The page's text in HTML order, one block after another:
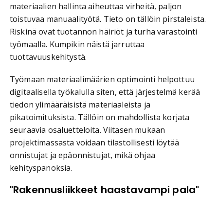
materiaalien hallinta aiheuttaa virheitä, paljon
toistuvaa manuaalityötä. Tieto on tällöin pirstaleista.
Riskinä ovat tuotannon häiriöt ja turha varastointi
työmaalla. Kumpikin näistä jarruttaa
tuottavuuskehitystä.
Työmaan materiaalimäärien optimointi helpottuu
digitaalisella työkalulla siten, että järjestelmä kerää
tiedon ylimääräisistä materiaaleista ja
pikatoimituksista. Tällöin on mahdollista korjata
seuraavia osaluetteloita. Viitasen mukaan
projektimassasta voidaan tilastollisesti löytää
onnistujat ja epäonnistujat, mikä ohjaa
kehityspanoksia.
"Rakennusliikkeet haastavampi pala"